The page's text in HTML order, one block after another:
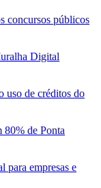
concursos públicos
Digital
uso de créditos do
80% de Ponta
para empresas e